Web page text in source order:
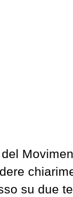
su due